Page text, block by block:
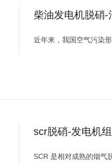
柴油发电机脱硝-
近年来，我国空气污染
scr脱硝-发电机
SCR 是相对成熟的烟气